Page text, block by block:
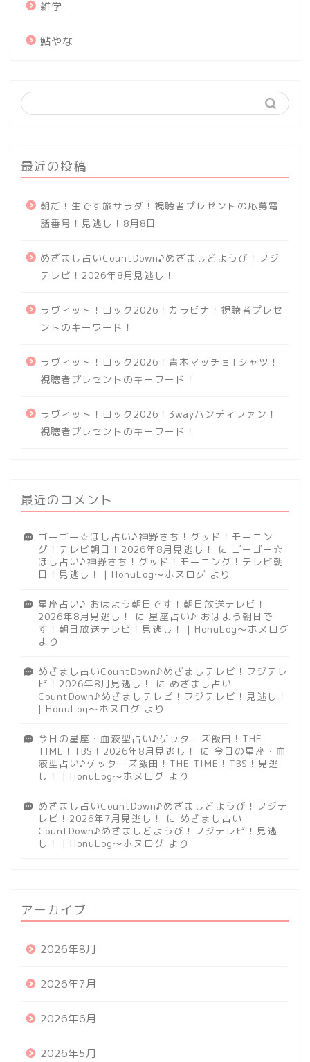
雑学
鮎やな
最近の投稿
朝だ！生です旅サラダ！視聴者プレゼントの応募電
話番号！見逃し！8月8日
めざまし占いCountDown♪めざましどようび！フジ
テレビ！2026年8月見逃し！
ラヴィット！ロック2026！カラビナ！視聴者プレセ
ントのキーワード！
ラヴィット！ロック2026！青木マッチョTシャツ！
視聴者プレセントのキーワード！
ラヴィット！ロック2026！3wayハンディファン！
視聴者プレセントのキーワード！
最近のコメント
ゴーゴー☆ほし占い♪神野さち！グッド！モーニン
グ！テレビ朝日！2026年8月見逃し！
に ゴーゴー☆
ほし占い♪神野さち！グッド！モーニング！テレビ朝
日！見逃し！ | HonuLog～ホヌログ より
星座占い♪ おはよう朝日です！朝日放送テレビ！
2026年8月見逃し！
に 星座占い♪ おはよう朝日で
す！朝日放送テレビ！見逃し！ | HonuLog～ホヌログ
より
めざまし占いCountDown♪めざましテレビ！フジテレ
ビ！2026年8月見逃し！
に めざまし占い
CountDown♪めざましテレビ！フジテレビ！見逃し！
| HonuLog～ホヌログ より
今日の星座・血液型占い♪ゲッターズ飯田！THE
TIME！TBS！2026年8月見逃し！
に 今日の星座・血
液型占い♪ゲッターズ飯田！THE TIME！TBS！見逃
し！ | HonuLog～ホヌログ より
めざまし占いCountDown♪めざましどようび！フジテ
レビ！2026年7月見逃し！
に めざまし占い
CountDown♪めざましどようび！フジテレビ！見逃
し！ | HonuLog～ホヌログ より
アーカイブ
2026年8月
2026年7月
2026年6月
2026年5月